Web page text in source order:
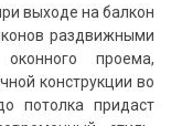
выходе на балкон
раздвижными
проема,
конструкции во
потолка придаст